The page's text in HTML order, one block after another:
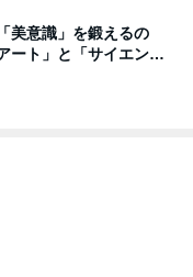
美意識」を鍛えるの
ート」と「サイエン